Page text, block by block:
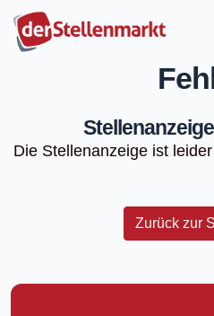
Die Stellenanzeige ist
Zurück zur